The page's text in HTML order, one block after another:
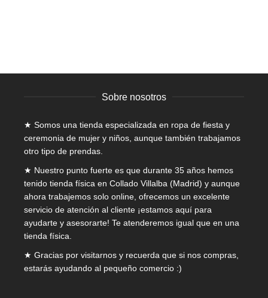
Sobre nosotros
★ Somos una tienda especializada en ropa de fiesta y
ceremonia de mujer y niños, aunque también trabajamos
otro tipo de prendas.
★ Nuestro punto fuerte es que durante 35 años hemos
tenido tienda física en Collado Villalba (Madrid) y aunque
ahora trabajemos solo online, ofrecemos un excelente
servicio de atención al cliente ¡estamos aquí para
ayudarte y asesorarte! Te atenderemos igual que en una
tienda física.
★ Gracias por visitarnos y recuerda que si nos compras,
estarás ayudando al pequeño comercio :)